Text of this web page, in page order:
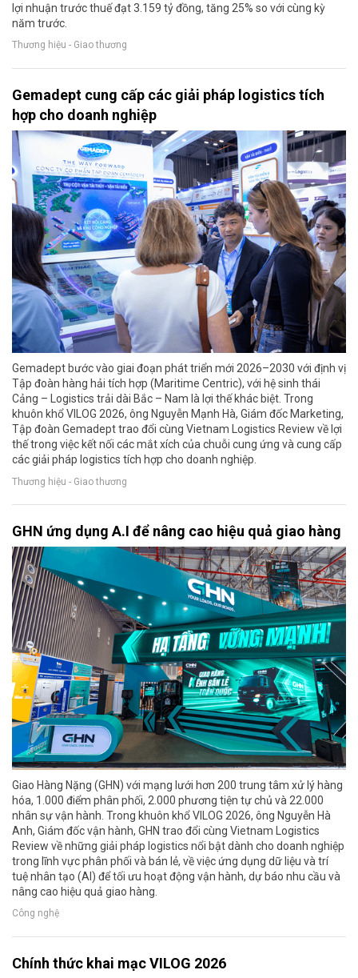
lợi nhuận trước thuế đạt 3.159 tỷ đồng, tăng 25% so với cùng kỳ
năm trước.
Thương hiệu - Giao thương
Gemadept cung cấp các giải pháp logistics tích
hợp cho doanh nghiệp
Gemadept bước vào giai đoạn phát triển mới 2026–2030 với định vị
Tập đoàn hàng hải tích hợp (Maritime Centric), với hệ sinh thái
Cảng – Logistics trải dài Bắc – Nam là lợi thế khác biệt. Trong
khuôn khổ VILOG 2026, ông Nguyễn Mạnh Hà, Giám đốc Marketing,
Tập đoàn Gemadept trao đổi cùng Vietnam Logistics Review về lợi
thế trong việc kết nối các mắt xích của chuỗi cung ứng và cung cấp
các giải pháp logistics tích hợp cho doanh nghiệp.
Thương hiệu - Giao thương
GHN ứng dụng A.I để nâng cao hiệu quả giao hàng
Giao Hàng Nặng (GHN) với mạng lưới hơn 200 trung tâm xử lý hàng
hóa, 1.000 điểm phân phối, 2.000 phương tiện tự chủ và 22.000
nhân sự vận hành. Trong khuôn khổ VILOG 2026, ông Nguyễn Hà
Anh, Giám đốc vận hành, GHN trao đổi cùng Vietnam Logistics
Review về những giải pháp logistics nổi bật dành cho doanh nghiệp
trong lĩnh vực phân phối và bán lẻ, về việc ứng dụng dữ liệu và trí
tuệ nhân tạo (AI) để tối ưu hoạt động vận hành, dự báo nhu cầu và
nâng cao hiệu quả giao hàng.
Công nghệ
Chính thức khai mạc VILOG 2026